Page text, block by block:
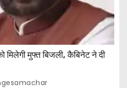
मिलेगी मुफ्त बिजली, कैबिनेट ने दी